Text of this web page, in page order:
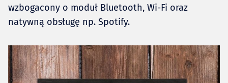
wzbogacony o moduł Bluetooth, Wi-Fi oraz
natywną obsługę np. Spotify.